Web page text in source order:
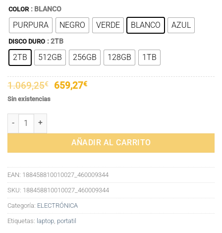
precios:
desde
hasta
659,27€
COLOR : BLANCO
PURPURA NEGRO VERDE BLANCO AZUL
DISCO DURO : 2TB
2TB 512GB 256GB 128GB 1TB
1.069,25€
El
659,27€El
Sin existencias
Portátil 360º 3GN5095 16 Pulgadas Memoria DDR4 12 GB
AÑADIR AL CARRITO
EAN: 188458810010027_460009344
SKU: 188458810010027_460009344
Categoría: ELECTRÓNICA
Etiquetas: laptop portatil